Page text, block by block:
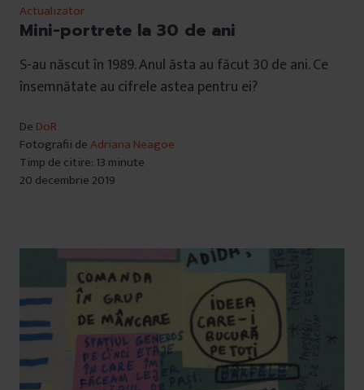
Actualizator
Mini-portrete la 30 de ani
S-au născut în 1989. Anul ăsta au făcut 30 de ani. Ce
însemnătate au cifrele astea pentru ei?
De DoR
Fotografii deAdriana Neagoe
Timp de citire: 13 minute
20 decembrie 2019